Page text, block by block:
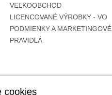
VEĽKOOBCHOD
LICENCOVANÉ VÝROBKY - VO
PODMIENKY A MARKETINGOVÉ
PRAVIDLÁ
cookies